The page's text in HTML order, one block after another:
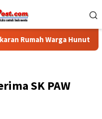
Warga Hunuth
SK PAW